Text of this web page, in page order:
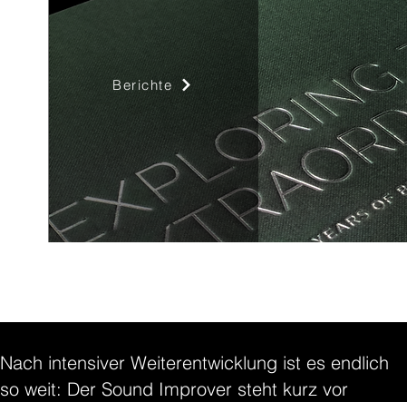
Berichte
Nach intensiver Weiterentwicklung ist es endlich
so weit: Der Sound Improver steht kurz vor